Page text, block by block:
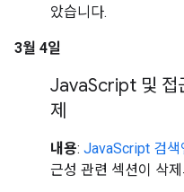
았습니다.
3월 4일
JavaScript 및 접
제
내용: JavaScript 검색
근성 관련 섹션이 삭